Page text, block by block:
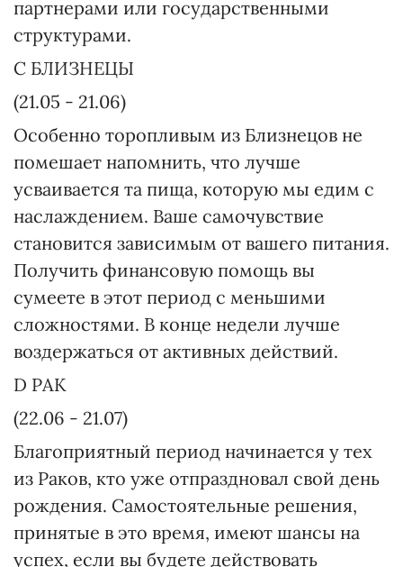
партнерами или государственными
структурами.
C БЛИЗНЕЦЫ
(21.05 - 21.06)
Особенно торопливым из Близнецов не
помешает напомнить, что лучше
усваивается та пища, которую мы едим с
наслаждением. Ваше самочувствие
становится зависимым от вашего питания.
Получить финансовую помощь вы
сумеете в этот период с меньшими
сложностями. В конце недели лучше
воздержаться от активных действий.
D РАК
(22.06 - 21.07)
Благоприятный период начинается у тех
из Раков, кто уже отпраздновал свой день
рождения. Самостоятельные решения,
принятые в это время, имеют шансы на
успех, если вы будете действовать